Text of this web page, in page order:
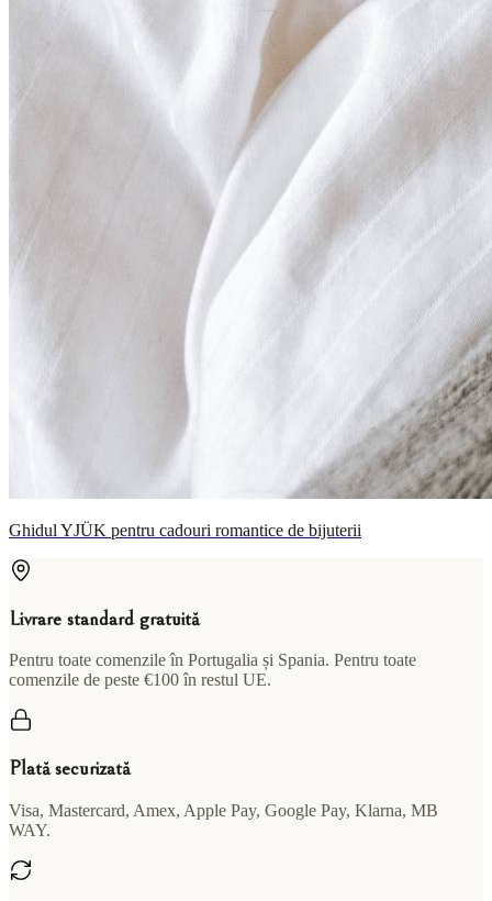
Ghidul YJÜK pentru cadouri romantice de bijuterii
Livrare standard gratuită
Pentru toate comenzile în Portugalia și Spania. Pentru toate
comenzile de peste €100 în restul UE.
Plată securizată
Visa, Mastercard, Amex, Apple Pay, Google Pay, Klarna, MB
WAY.